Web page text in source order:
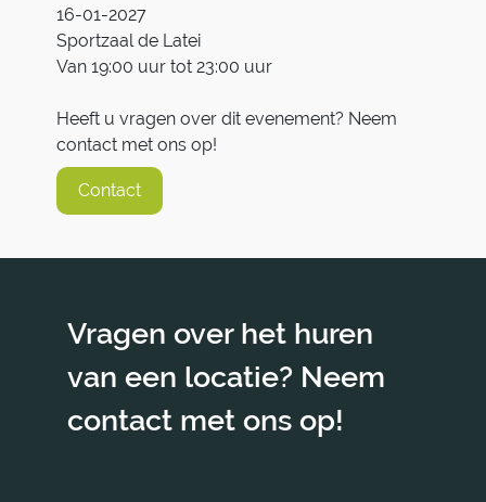
16-01-2027
Sportzaal de Latei
Van 19:00 uur tot 23:00 uur
Heeft u vragen over dit evenement? Neem
contact met ons op!
Contact
Vragen over het huren
van een locatie? Neem
contact met ons op!